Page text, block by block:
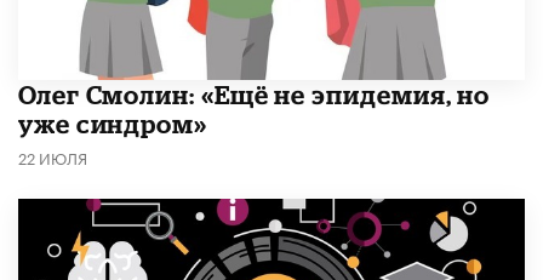
​Олег Смолин: «Ещё не эпидемия, но
уже синдром»
22 ИЮЛЯ